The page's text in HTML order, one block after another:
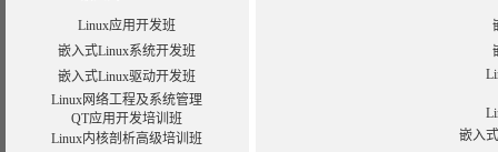
Linux应用开发班
嵌入式Linux系统开发班
嵌入式Linux驱动开发班
Linux网络工程及系统管理
QT应用开发培训班
Linux内核剖析高级培训班
嵌入